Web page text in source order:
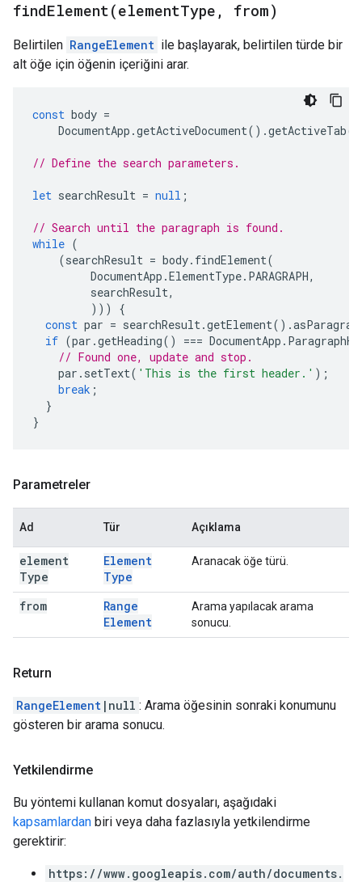
findElement(elementType , from)
Belirtilen RangeElement ile başlayarak, belirtilen türde bir
alt öğe için öğenin içeriğini arar.
const body =
DocumentApp .getActiveDocument().getActiveTab
// Define the search parameters.
let searchResult = null ;
// Search until the paragraph is found.
while (
(searchResult = body. findElement(
DocumentApp .ElementType. PARAGRAPH,
searchResult,
)))
{
const par = searchResult.getElement().
if (par .getHeading() === DocumentApp .
// Found one, update and stop.
par . setText( 'This is the first header.' );
break ;
}
}
Parametreler
Ad Tür Açıklama
element
Type
Element
Type
Aranacak öğe türü.
from
Range
Element
Arama yapılacak arama
sonucu.
Return
RangeElement |null : Arama öğesinin sonraki konumunu
gösteren bir arama sonucu.
Yetkilendirme
Bu yöntemi kullanan komut dosyaları, aşağıdaki
kapsamlardan biri veya daha fazlasıyla yetkilendirme
gerektirir:
https://www.googleapis.com/auth/documents.